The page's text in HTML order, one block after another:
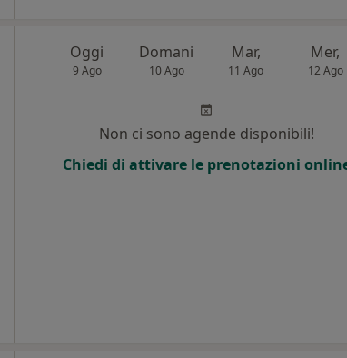
Oggi
9 Ago
Domani
10 Ago
Mar,
11 Ago
Mer,
12 Ago
Non ci sono agende disponibili!
Chiedi di attivare le prenotazioni